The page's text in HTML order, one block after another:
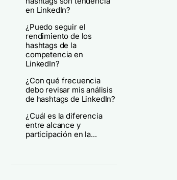
en LinkedIn?
¿Puedo seguir el
rendimiento de los
hashtags de la
competencia en
LinkedIn?
¿Con qué frecuencia
debo revisar mis análisis
de hashtags de LinkedIn?
¿Cuál es la diferencia
entre alcance y
participación en la...